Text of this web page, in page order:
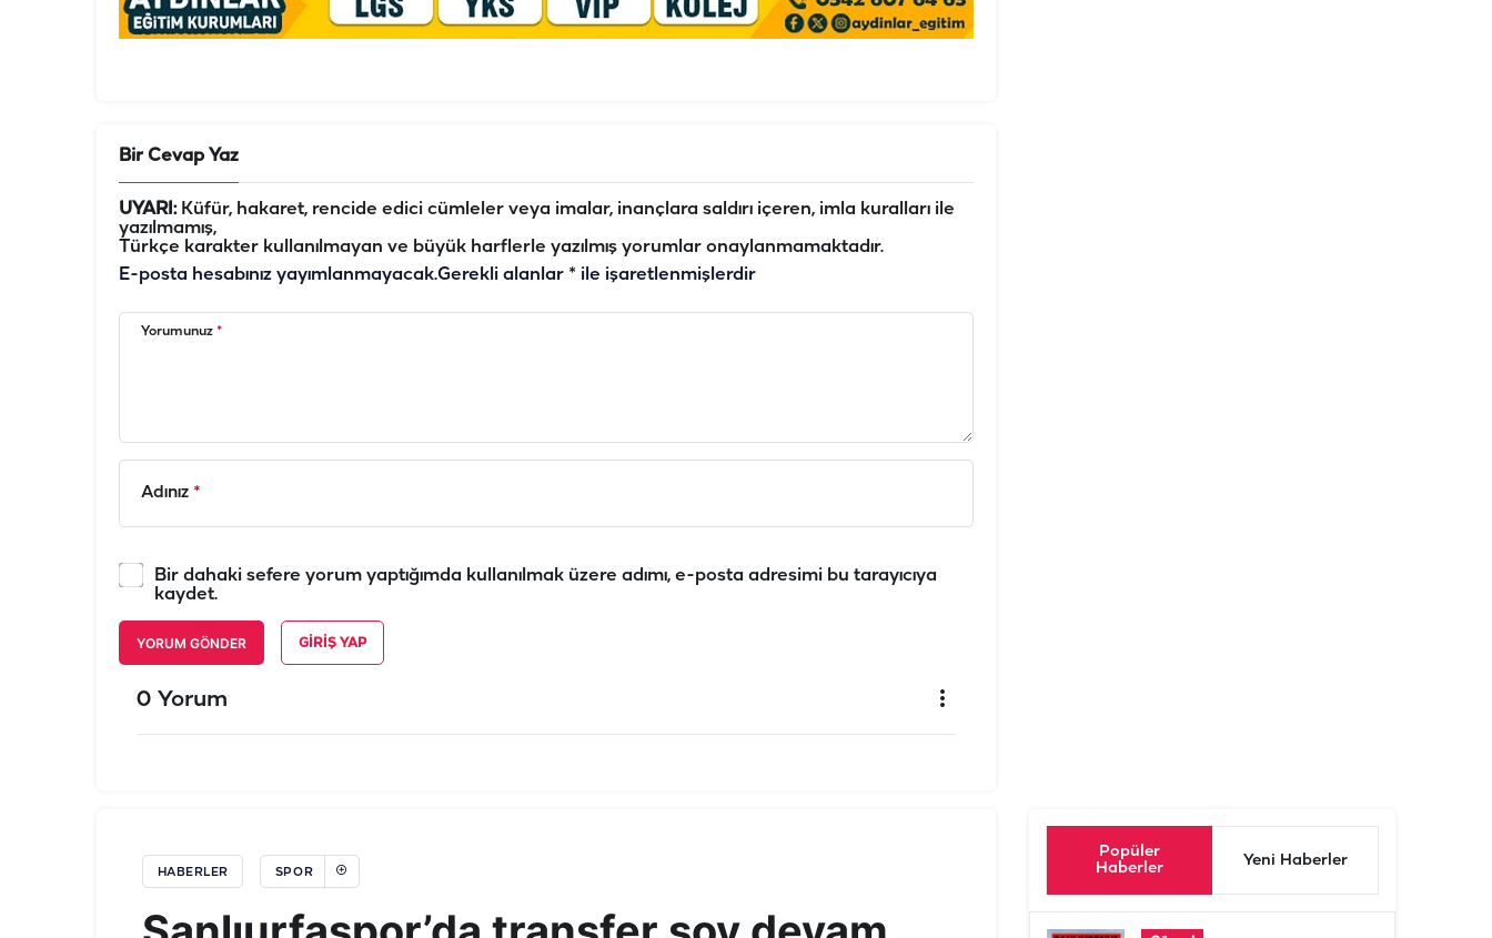
Bir Cevap Yaz
UYARI:Küfür, hakaret, rencide edici cümleler veya imalar, inançlara saldırı içeren, imla kuralları ile
yazılmamış,
Türkçe karakter kullanılmayan ve büyük harflerle yazılmış yorumlar onaylanmamaktadır.
E-posta hesabınız yayımlanmayacak.Gerekli alanlar * ile işaretlenmişlerdir
Yorumunuz *
Adınız *
Bir dahaki sefere yorum yaptığımda kullanılmak üzere adımı, e-posta adresimi bu tarayıcıya
kaydet.
YORUM GÖNDER GIRIŞ YAP
0 Yorum
HABERLER SPOR
Popüler
Haberler
Yeni Haberler